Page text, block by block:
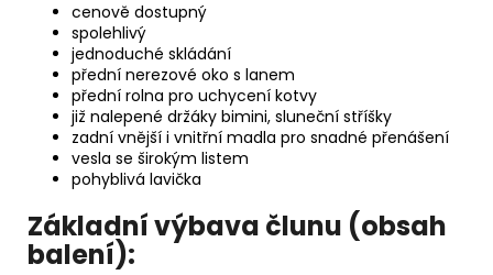
cenově dostupný
spolehlivý
jednoduché skládání
přední nerezové oko s lanem
přední rolna pro uchycení kotvy
již nalepené držáky bimini, sluneční stříšky
zadní vnější i vnitřní madla pro snadné přenášení
vesla se širokým listem
pohyblivá lavička
Základní výbava člunu (obsah
balení):